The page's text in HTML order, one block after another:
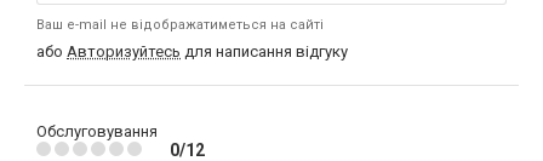
Ваш e-mail не відображатиметься на сайті
або Авторизуйтесь для написання відгуку
Обслуговування
0/12